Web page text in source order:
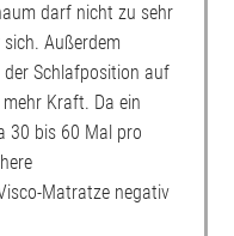
darf nicht zu sehr
Außerdem
Schlafposition auf
Kraft. Da ein
30 bis 60 Mal pro
Matratze negativ